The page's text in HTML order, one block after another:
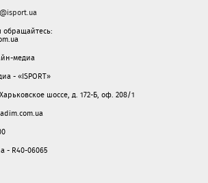
обращайтесь:
медиа
- «ISPORT»
шоссе, д. 172-Б, оф. 208/1
- R40-06065